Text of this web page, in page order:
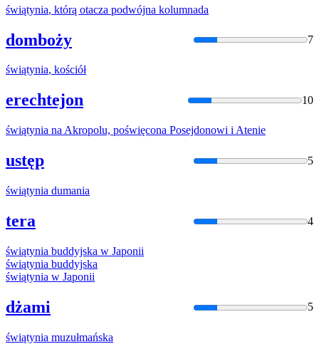
świątynia, którą otacza podwójna kolumnada
domboży 7
świątynia, kościół
erechtejon 10
świątynia na Akropolu, poświęcona Posejdonowi i Atenie
ustęp 5
świątynia dumania
tera 4
świątynia buddyjska w Japonii
świątynia buddyjska
świątynia w Japonii
dżami 5
świątynia muzułmańska